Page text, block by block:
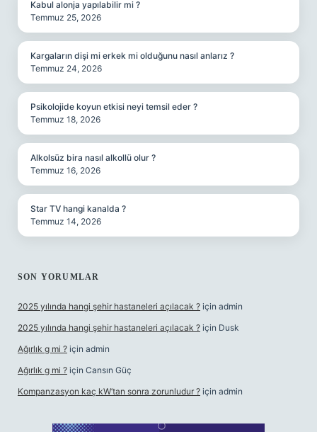
Kabul alonja yapılabilir mi ?
Temmuz 25, 2026
Kargaların dişi mi erkek mi olduğunu nasıl anlarız ?
Temmuz 24, 2026
Psikolojide koyun etkisi neyi temsil eder ?
Temmuz 18, 2026
Alkolsüz bira nasıl alkollü olur ?
Temmuz 16, 2026
Star TV hangi kanalda ?
Temmuz 14, 2026
SON YORUMLAR
2025 yılında hangi şehir hastaneleri açılacak ? için admin
2025 yılında hangi şehir hastaneleri açılacak ? için Dusk
Ağırlık g mi ? için admin
Ağırlık g mi ? için Cansın Güç
Kompanzasyon kaç kW’tan sonra zorunludur ? için admin